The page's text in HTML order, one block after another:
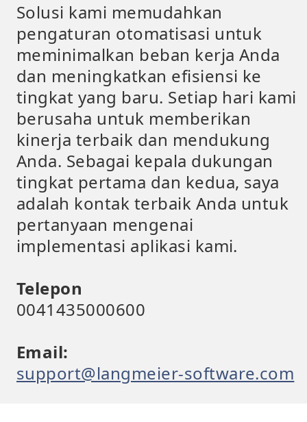
Solusi kami memudahkan
pengaturan otomatisasi untuk
meminimalkan beban kerja Anda
dan meningkatkan efisiensi ke
tingkat yang baru. Setiap hari kami
berusaha untuk memberikan
kinerja terbaik dan mendukung
Anda. Sebagai kepala dukungan
tingkat pertama dan kedua, saya
adalah kontak terbaik Anda untuk
pertanyaan mengenai
implementasi aplikasi kami.
Telepon
0041435000600
Email:
support@langmeier-software.com